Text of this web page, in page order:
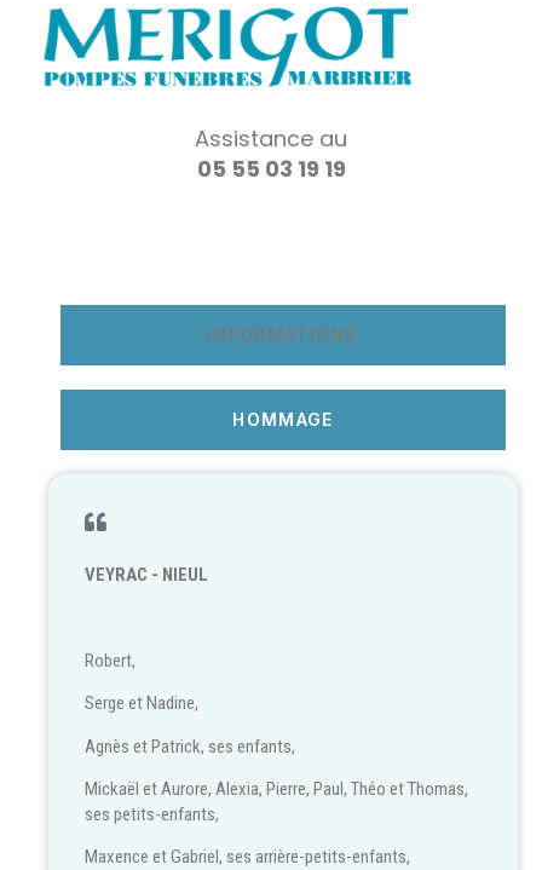
Assistance au
05 55 03 19 19
INFORMATIONS
HOMMAGE
VEYRAC - NIEUL
Robert,
Serge et Nadine,
Agnès et Patrick, ses enfants,
Mickaël et Aurore, Alexia, Pierre, Paul, Théo et Thomas,
ses petits-enfants,
Maxence et Gabriel, ses arrière-petits-enfants,